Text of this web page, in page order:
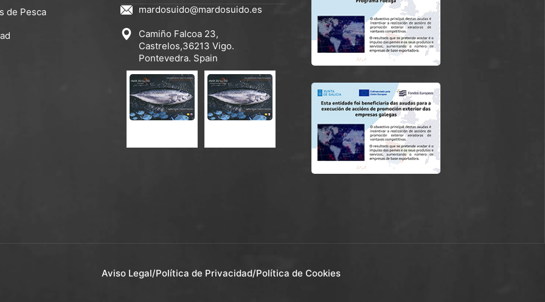
de Pesca mardosuido@mardosuido.es
Camiño Falcoa 23,
Castrelos,36213 Vigo.
Pontevedra. Spain
Aviso Legal/Política de Privacidad/Política de Cookies